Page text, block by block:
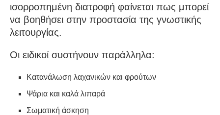
ισορροπημένη διατροφή φαίνεται πως μπορεί
να βοηθήσει στην προστασία της γνωστικής
λειτουργίας.
Οι ειδικοί συστήνουν παράλληλα:
Κατανάλωση λαχανικών και φρούτων
Ψάρια και καλά λιπαρά
Σωματική άσκηση